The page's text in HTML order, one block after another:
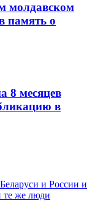
молдавском
память о
8 месяцев
в
и России и
те же люди